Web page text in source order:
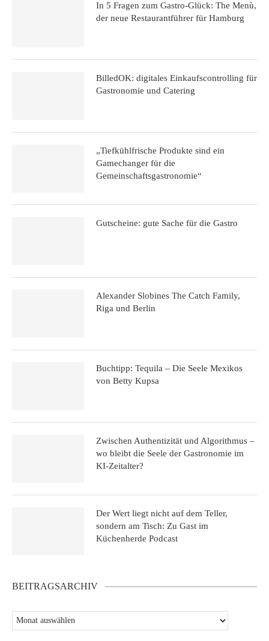
In 5 Fragen zum Gastro-Glück: The Menù,
der neue Restaurantführer für Hamburg
BilledOK: digitales Einkaufscontrolling für
Gastronomie und Catering
„Tiefkühlfrische Produkte sind ein
Gamechanger für die
Gemeinschaftsgastronomie“
Gutscheine: gute Sache für die Gastro
Alexander Slobines The Catch Family,
Riga und Berlin
Buchtipp: Tequila – Die Seele Mexikos
von Betty Kupsa
Zwischen Authentizität und Algorithmus –
wo bleibt die Seele der Gastronomie im
KI-Zeitalter?
Der Wert liegt nicht auf dem Teller,
sondern am Tisch: Zu Gast im
Küchenherde Podcast
BEITRAGSARCHIV